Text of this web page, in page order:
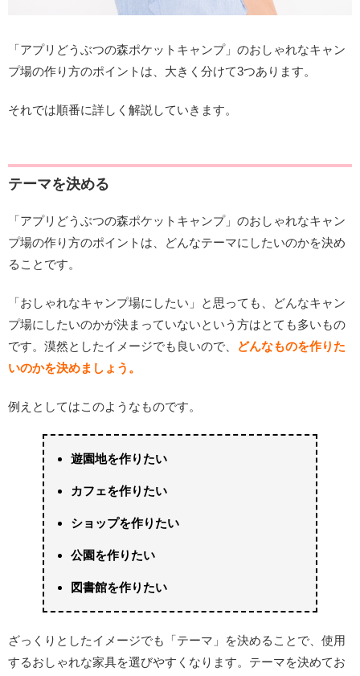
「アプリどうぶつの森ポケットキャンプ」のおしゃれなキャン
プ場の作り方のポイントは、大きく分けて3つあります。
それでは順番に詳しく解説していきます。
テーマを決める
「アプリどうぶつの森ポケットキャンプ」のおしゃれなキャン
プ場の作り方のポイントは、どんなテーマにしたいのかを決め
ることです。
「おしゃれなキャンプ場にしたい」と思っても、どんなキャン
プ場にしたいのかが決まっていないという方はとても多いもの
です。漠然としたイメージでも良いので、
どんなものを作りた
いのかを決めましょう。
例えとしてはこのようなものです。
遊園地を作りたい
カフェを作りたい
ショップを作りたい
公園を作りたい
図書館を作りたい
ざっくりとしたイメージでも「テーマ」を決めることで、使用
するおしゃれな家具を選びやすくなります。テーマを決めてお